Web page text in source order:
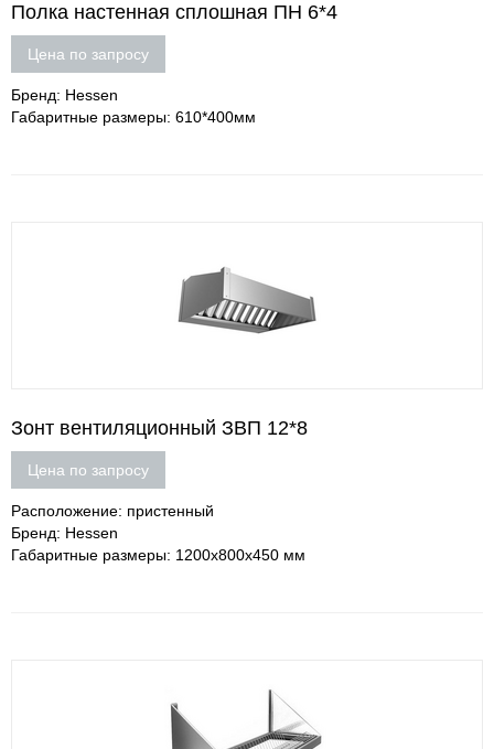
Полка настенная сплошная ПН 6*4
Цена по запросу
Бренд: Hessen
Габаритные размеры: 610*400мм
Зонт вентиляционный ЗВП 12*8
Цена по запросу
Расположение: пристенный
Бренд: Hessen
Габаритные размеры: 1200х800х450 мм